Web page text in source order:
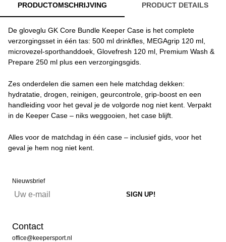
PRODUCTOMSCHRIJVING PRODUCT DETAILS
De gloveglu GK Core Bundle Keeper Case is het complete
verzorgingsset in één tas: 500 ml drinkfles, MEGAgrip 120 ml,
microvezel-sporthanddoek, Glovefresh 120 ml, Premium Wash &
Prepare 250 ml plus een verzorgingsgids.
Zes onderdelen die samen een hele matchdag dekken:
hydratatie, drogen, reinigen, geurcontrole, grip-boost en een
handleiding voor het geval je de volgorde nog niet kent. Verpakt
in de Keeper Case – niks weggooien, het case blijft.
Alles voor de matchdag in één case – inclusief gids, voor het
geval je hem nog niet kent.
Nieuwsbrief
Contact
office@keepersport.nl